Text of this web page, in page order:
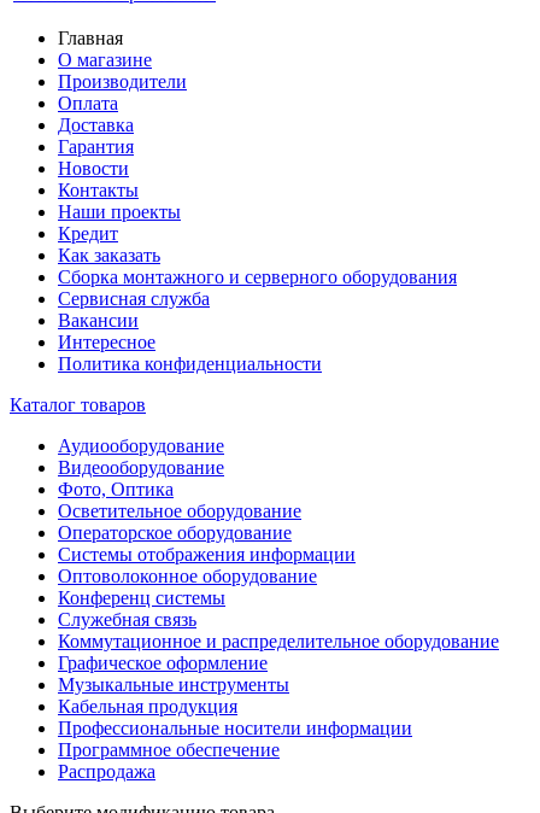
Главная
О магазине
Производители
Оплата
Доставка
Гарантия
Новости
Контакты
Наши проекты
Кредит
Как заказать
Сборка монтажного и серверного оборудования
Сервисная служба
Вакансии
Интересное
Политика конфиденциальности
Каталог товаров
Аудиооборудование
Видеооборудование
Фото, Оптика
Осветительное оборудование
Операторское оборудование
Системы отображения информации
Оптоволоконное оборудование
Конференц системы
Служебная связь
Коммутационное и распределительное оборудование
Графическое оформление
Музыкальные инструменты
Кабельная продукция
Профессиональные носители информации
Программное обеспечение
Распродажа